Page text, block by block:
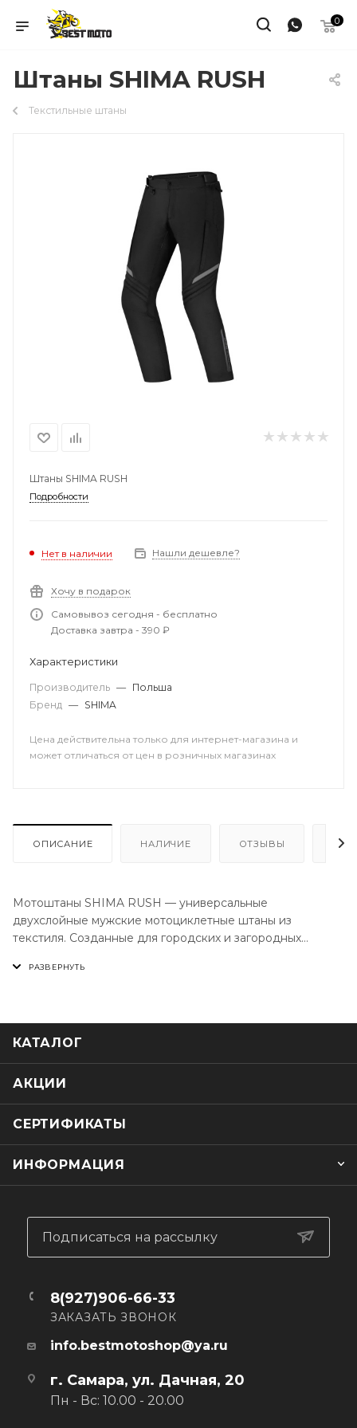
0
Штаны SHIMA RUSH
Текстильные штаны
Штаны SHIMA RUSH
Подробности
Нет в наличии Нашли дешевле?
Хочу в подарок
Самовывоз сегодня - бесплатно
Доставка завтра - 390 ₽
Характеристики
Производитель — Польша
Бренд — SHIMA
Цена действительна только для интернет-магазина и
может отличаться от цен в розничных магазинах
ОПИСАНИЕ НАЛИЧИЕ ОТЗЫВЫ
Мотоштаны SHIMA RUSH — универсальные
двухслойные мужские мотоциклетные штаны из
текстиля. Созданные для городских и загородных
погодных условий.
КАТАЛОГ
АКЦИИ
СЕРТИФИКАТЫ
ИНФОРМАЦИЯ
г. Самара, ул. Дачная, 20
Пн - Вс: 10.00 - 20.00
Подписаться на рассылку
8(927)906-66-33
ЗАКАЗАТЬ ЗВОНОК
info.bestmotoshop@ya.ru